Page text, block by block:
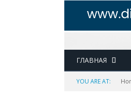
ГЛАВНАЯ
YOU ARE AT: